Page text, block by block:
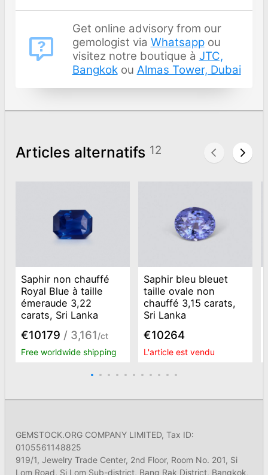
Get online advisory from our
gemologist via Whatsappou
visitez notre boutique à JTC,
Bangkokou Almas Tower, Dubai
Articles alternatifs 12
Saphir non chauffé
Royal Blue à taille
émeraude 3,22
carats, Sri Lanka
€10179 / 3,161/ct
Free worldwide shipping
Saphir bleu bleuet
taille ovale non
chauffé 3,15 carats,
Sri Lanka
€10264
L'article est vendu
GEMSTOCK.ORG COMPANY LIMITED, Tax ID:
0105561148825
919/1, Jewelry Trade Center, 2nd Floor, Room No. 201, Si
Lom Road, Si Lom Sub-district, Bang Rak District, Bangkok,